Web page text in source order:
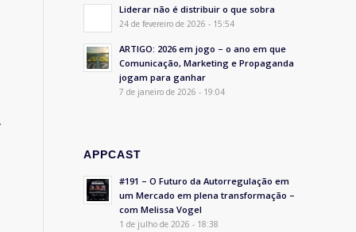
Liderar não é distribuir o que sobra
24 de fevereiro de 2026 - 15:54
ARTIGO: 2026 em jogo – o ano em que
Comunicação, Marketing e Propaganda
jogam para ganhar
7 de janeiro de 2026 - 19:04
APPCAST
#191 – O Futuro da Autorregulação em
um Mercado em plena transformação –
com Melissa Vogel
1 de julho de 2026 - 18:38